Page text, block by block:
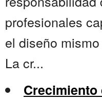
profesionales
el diseño
La cr...
Crecimiento